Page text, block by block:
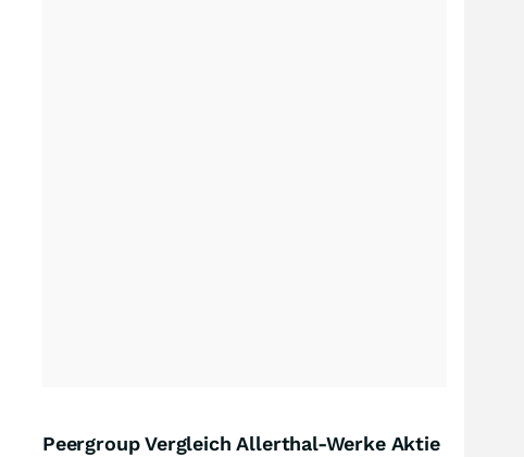
Peergroup Vergleich Allerthal-Werke Aktie